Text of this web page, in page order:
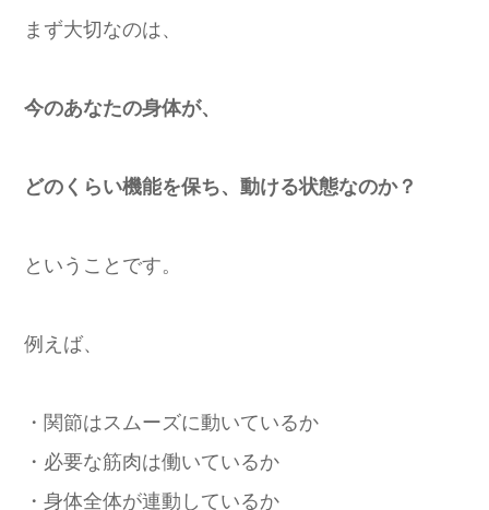
まず大切なのは、
今のあなたの身体が、
どのくらい機能を保ち、動ける状態なのか？
ということです。
例えば、
・関節はスムーズに動いているか
・必要な筋肉は働いているか
・身体全体が連動しているか